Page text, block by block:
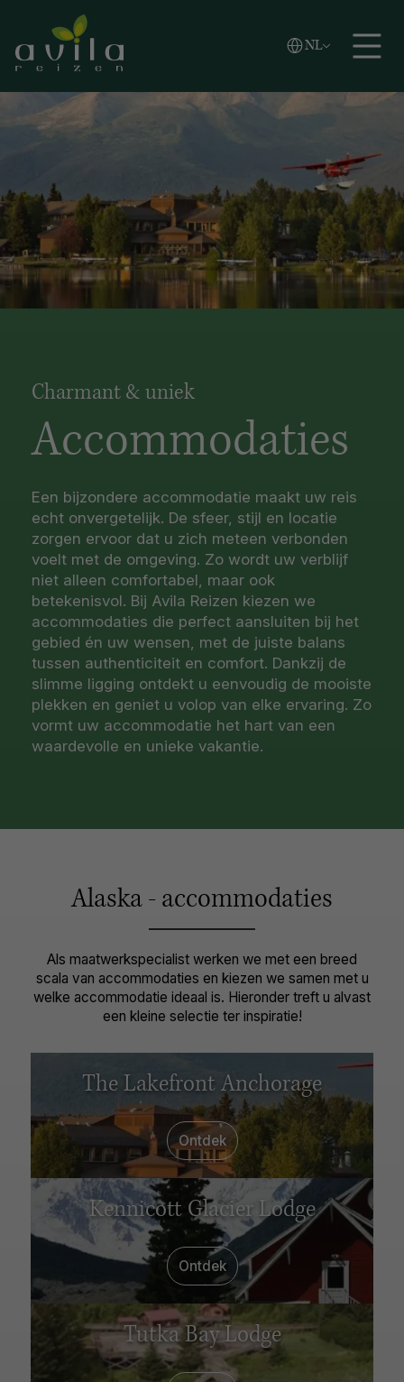
Zoeken
NL
Vlaams
English
Charmant & uniek
Accommodaties
Een bijzondere accommodatie maakt uw reis
echt onvergetelijk. De sfeer, stijl en locatie
zorgen ervoor dat u zich meteen verbonden
voelt met de omgeving. Zo wordt uw verblijf
niet alleen comfortabel, maar ook
betekenisvol. Bij Avila Reizen kiezen we
accommodaties die perfect aansluiten bij het
gebied én uw wensen, met de juiste balans
tussen authenticiteit en comfort. Dankzij de
slimme ligging ontdekt u eenvoudig de mooiste
plekken en geniet u volop van elke ervaring. Zo
vormt uw accommodatie het hart van een
waardevolle en unieke vakantie.
Alaska - accommodaties
Als maatwerkspecialist werken we met een breed
scala van accommodaties en kiezen we samen met u
welke accommodatie ideaal is. Hieronder treft u alvast
een kleine selectie ter inspiratie!
The Lakefront Anchorage
Ontdek
Kennicott Glacier Lodge
Ontdek
Tutka Bay Lodge